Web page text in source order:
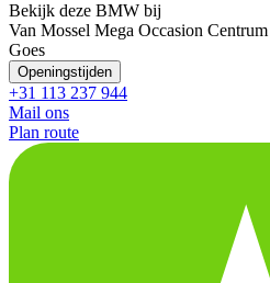
Bekijk deze BMW bij
Van Mossel Mega Occasion
Goes
Openingstijden
+31 113 237 944
Mail ons
Plan route